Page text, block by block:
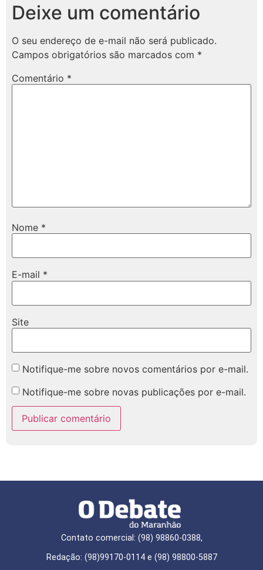
Deixe um comentário
O seu endereço de e-mail não será publicado.
Campos obrigatórios são marcados com *
Comentário *
Nome *
E-mail *
Site
Notifique-me sobre novos comentários por e-mail.
Notifique-me sobre novas publicações por e-mail.
Contato comercial: (98) 98860-0388,
Redação: (98)99170-0114 e (98) 98800-5887